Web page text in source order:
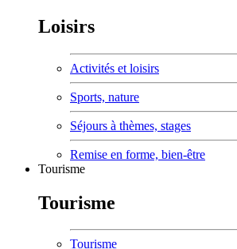
Loisirs
Activités et loisirs
Sports, nature
Séjours à thèmes, stages
Remise en forme, bien-être
Tourisme
Tourisme
Tourisme